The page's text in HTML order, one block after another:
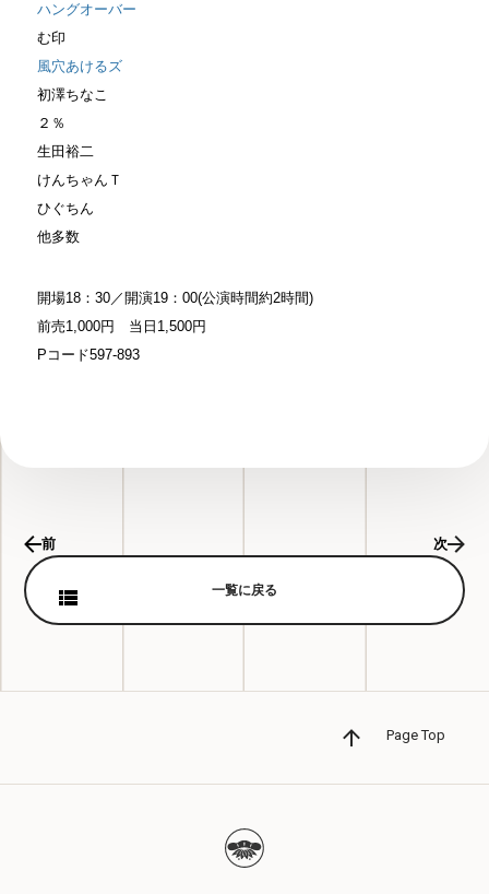
ハングオーバー
む印
風穴あけるズ
初澤ちなこ
２％
生田裕二
けんちゃんＴ
ひぐちん
他多数
開場18：30／開演19：00(公演時間約2時間)
前売1,000円 当日1,500円
Pコード597‐893
前 次
一覧に戻る
Page Top